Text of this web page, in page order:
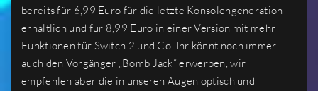
bereits für 6,99 Euro für die letzte Konsolengeneration
erhältlich und für 8,99 Euro in einer Version mit mehr
Funktionen für Switch 2 und Co. Ihr könnt noch immer
auch den Vorgänger „Bomb Jack“ erwerben, wir
empfehlen aber die in unseren Augen optisch und